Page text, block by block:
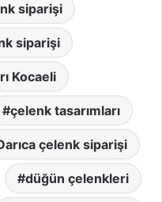
siparişi
siparişi
Kocaeli
çelenk tasarımları
çelenk siparişi
düğün çelenkleri